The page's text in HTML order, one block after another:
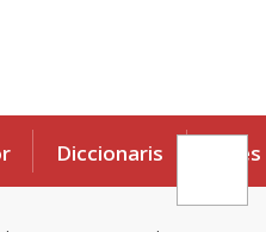
Diccionaris Eines